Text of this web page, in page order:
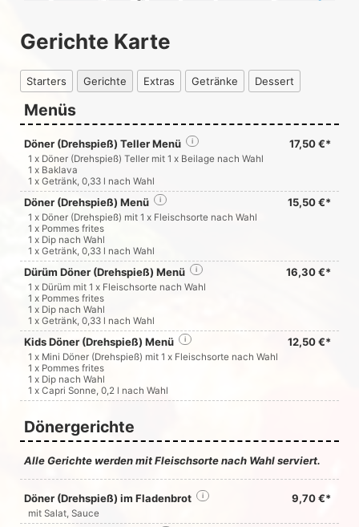
Gerichte Karte
Starters Gerichte Extras Getränke Dessert
Menüs
Döner (Drehspieß) Teller Menü 17,50 €*
i
1 x Döner (Drehspieß) Teller mit 1 x Beilage nach Wahl
1 x Baklava
1 x Getränk, 0,33 l nach Wahl
Döner (Drehspieß) Menü 15,50 €*
i
1 x Döner (Drehspieß) mit 1 x Fleischsorte nach Wahl
1 x Pommes frites
1 x Dip nach Wahl
1 x Getränk, 0,33 l nach Wahl
Dürüm Döner (Drehspieß) Menü 16,30 €*
i
1 x Dürüm mit 1 x Fleischsorte nach Wahl
1 x Pommes frites
1 x Dip nach Wahl
1 x Getränk, 0,33 l nach Wahl
Kids Döner (Drehspieß) Menü 12,50 €*
i
1 x Mini Döner (Drehspieß) mit 1 x Fleischsorte nach Wahl
1 x Pommes frites
1 x Dip nach Wahl
1 x Capri Sonne, 0,2 l nach Wahl
Dönergerichte
Alle Gerichte werden mit Fleischsorte nach Wahl serviert.
Döner (Drehspieß) im Fladenbrot 9,70 €*
i
mit Salat, Sauce